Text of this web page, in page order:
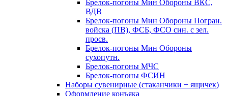
Брелок-погоны Мин Обороны ВКС,
ВДВ
Брелок-погоны Мин Обороны Погран.
войска (ПВ), ФСБ, ФСО син. с зел.
просв.
Брелок-погоны Мин Обороны
сухопутн.
Брелок-погоны МЧС
Брелок-погоны ФСИН
Наборы сувенирные (стаканчики + ящичек)
Оформление конъяка